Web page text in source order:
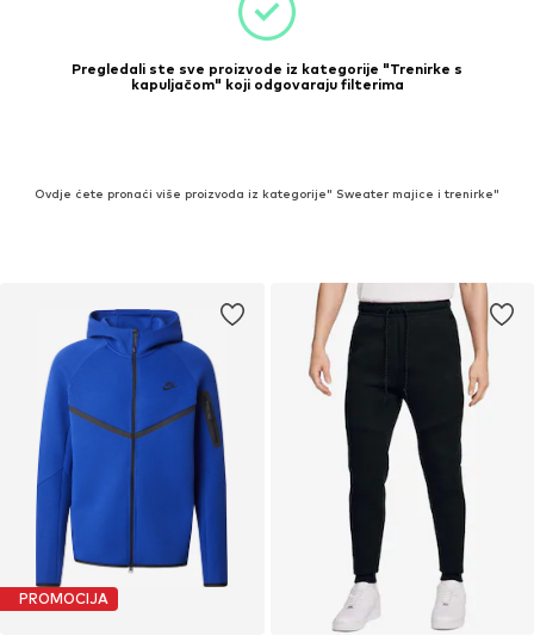
Pregledali ste sve proizvode iz kategorije "Trenirke s
kapuljačom" koji odgovaraju filterima
Ovdje ćete pronaći više proizvoda iz kategorije" Sweater majice i trenirke"
PROMOCIJA